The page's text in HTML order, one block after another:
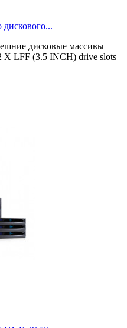
дисковые массивы
X LFF (3.5 INCH) drive slots